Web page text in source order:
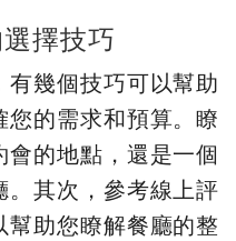
擇技巧
幾個技巧可以幫助
的需求和預算。瞭
的地點，還是一個
。其次，參考線上評
助您瞭解餐廳的整